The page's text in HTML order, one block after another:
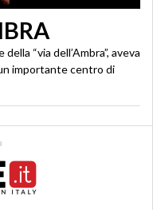
“via dell’Ambra”, aveva
importante centro di